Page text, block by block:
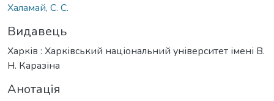
Халамай, С. С.
Видавець
Харків : Харківський національний університет імені В.
Н. Каразіна
Анотація